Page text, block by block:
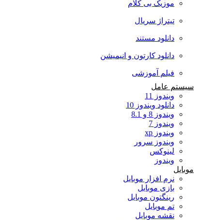
موزیک بی کلام
تیتراژ سریال
دانلود مستند
دانلود کارتون و انیمیشن
فیلم آموزشی
سیستم عامل
ویندوز 11
دانلود ویندوز 10
ویندوز 8 و 8.1
ویندوز 7
ویندوز xp
ویندوز سرور
لینوکس
ویندوز
موبایل
نرم افزار موبایل
بازی موبایل
رینگتون موبایل
تم موبایل
نقشه موبایل